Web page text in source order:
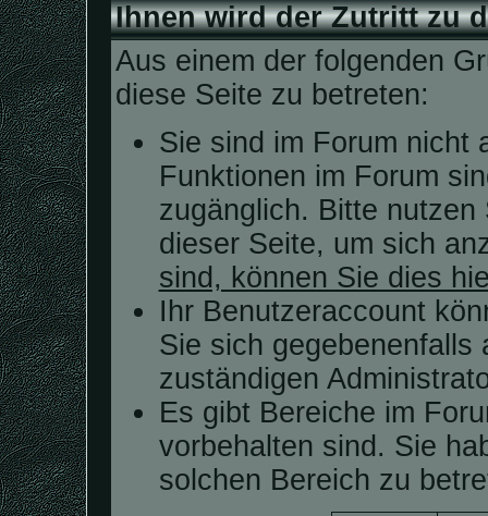
Ihnen wird der Zutritt zu
Aus einem der folgenden
diese Seite zu betreten:
Sie sind im Forum nicht
Funktionen im Forum
zugänglich. Bitte
dieser Seite, um sich
sind, können Sie dies
Ihr Benutzeraccount
Sie sich gegebenenfalls
zuständigen
Es gibt Bereiche im
vorbehalten sind. Sie
solchen Bereich zu